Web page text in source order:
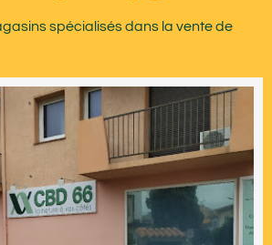
spécialisés dans la vente de